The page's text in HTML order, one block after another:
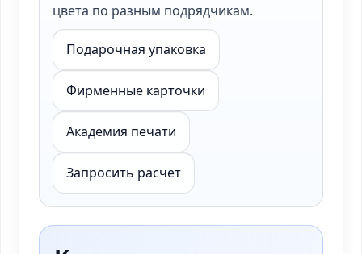
цвета по разным подрядчикам.
Подарочная упаковка
Фирменные карточки
Академия печати
Запросить расчет